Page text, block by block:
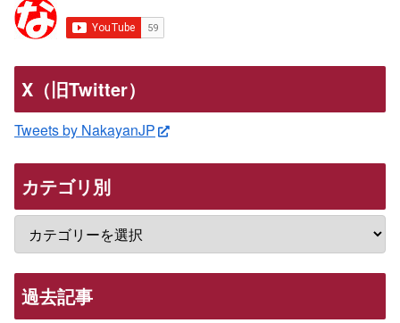
X（旧Twitter）
Tweets by NakayanJP
カテゴリ別
過去記事